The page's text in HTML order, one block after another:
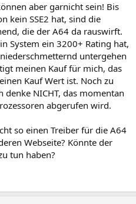
aber garnicht sein! Bis
kein SSE2 hat, sind die
die der A64 da rauswirft.
System ein 3200+ Rating hat,
untergehen
meinen Kauf für mich, das
Kauf Wert ist. Noch zu
NICHT, das momentan
abgerufen wird.
so einen Treiber für die A64
Webseite? Könnte der
tun haben?